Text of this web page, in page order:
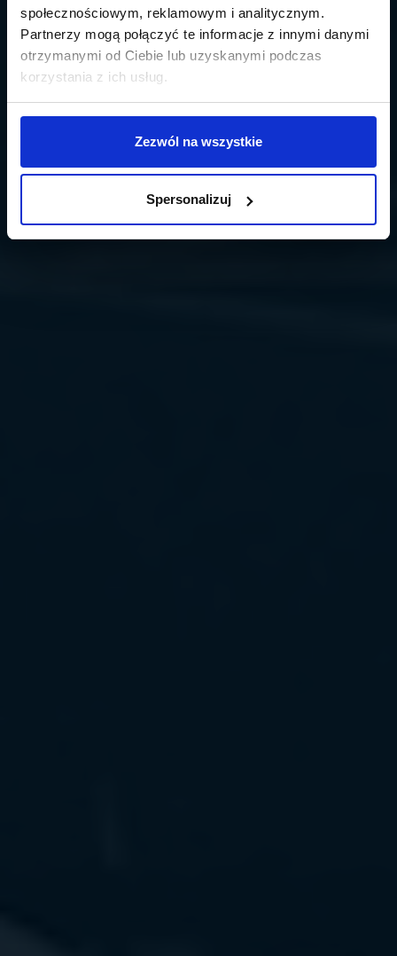
społecznościowym, reklamowym i analitycznym.
Partnerzy mogą połączyć te informacje z innymi danymi
otrzymanymi od Ciebie lub uzyskanymi podczas
korzystania z ich usług.
Zezwól na wszystkie
Spersonalizuj